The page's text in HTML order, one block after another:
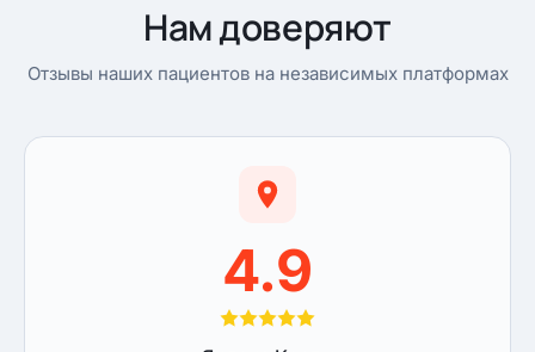
Нам доверяют
Отзывы наших пациентов на независимых платформах
4.9